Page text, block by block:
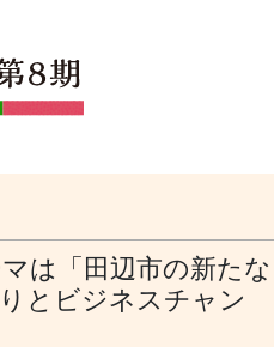
は「田辺市の新たな
とビジネスチャン